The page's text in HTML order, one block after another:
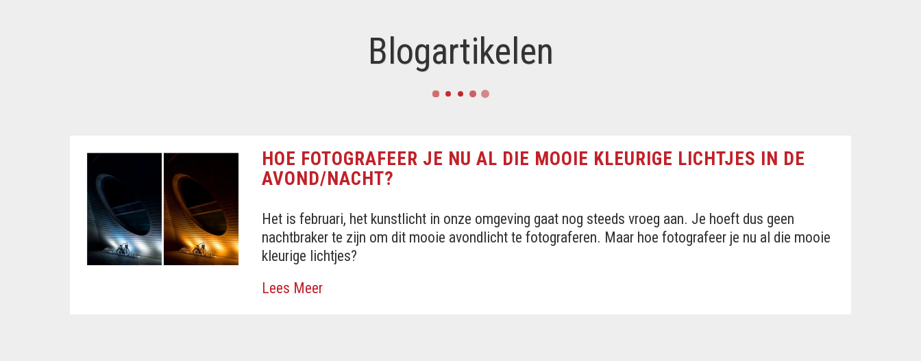
Blogartikelen
HOE FOTOGRAFEER JE NU AL DIE MOOIE KLEURIGE LICHTJES IN DE
AVOND/NACHT?
Het is februari, het kunstlicht in onze omgeving gaat nog steeds vroeg aan. Je hoeft dus geen
nachtbraker te zijn om dit mooie avondlicht te fotograferen. Maar hoe fotografeer je nu al die mooie
kleurige lichtjes?
Lees Meer